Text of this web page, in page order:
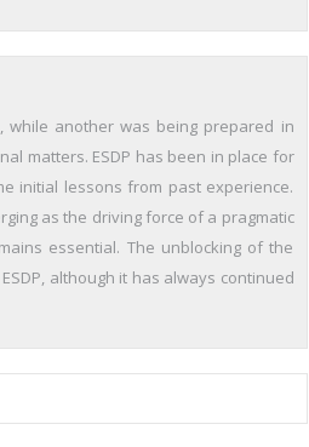
while another was being prepared in
matters. ESDP has been in place for
initial lessons from past experience.
as the driving force of a pragmatic
essential. The unblocking of the
although it has always continued